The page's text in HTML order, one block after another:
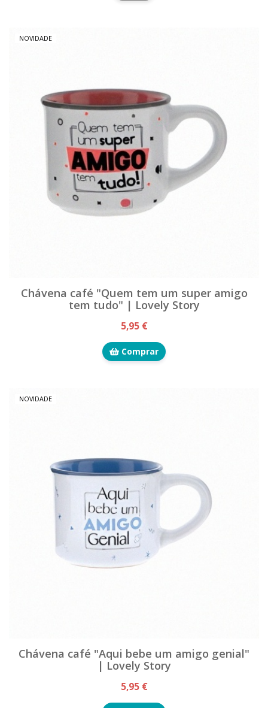
NOVIDADE
Chávena café "Quem tem um super amigo
tem tudo" | Lovely Story
5,95 €
Comprar
NOVIDADE
Chávena café "Aqui bebe um amigo genial"
| Lovely Story
5,95 €